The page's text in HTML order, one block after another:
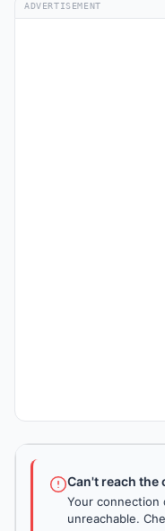
ADVERTISEMENT
Can't reach the
Your connection
unreachable.